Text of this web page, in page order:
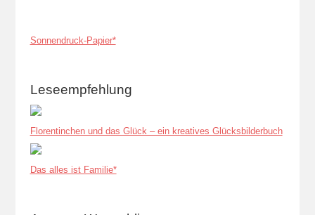
Sonnendruck-Papier*
Leseempfehlung
Florentinchen und das Glück – ein kreatives Glücksbilderbuch
Das alles ist Familie*